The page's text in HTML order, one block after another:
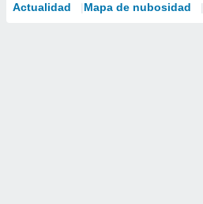
Actualidad Mapa de nubosidad